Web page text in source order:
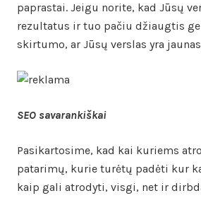
paprastai. Jeigu norite, kad Jūsų
rezultatus ir tuo pačiu džiaugtis
skirtumo, ar Jūsų verslas yra
SEO savarankiškai
Pasikartosime, kad kai kuriems
patarimų, kurie turėtų padėti kur
kaip gali atrodyti, visgi, net ir